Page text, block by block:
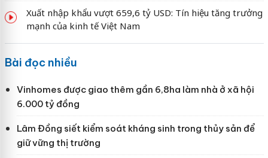
Xuất nhập khẩu vượt 659,6 tỷ USD: Tín hiệu tăng trưởng
mạnh của kinh tế Việt Nam
Bài đọc nhiều
Vinhomes được giao thêm gần 6,8ha làm nhà ở xã hội
6.000 tỷ đồng
Lâm Đồng siết kiểm soát kháng sinh trong thủy sản để
giữ vững thị trường